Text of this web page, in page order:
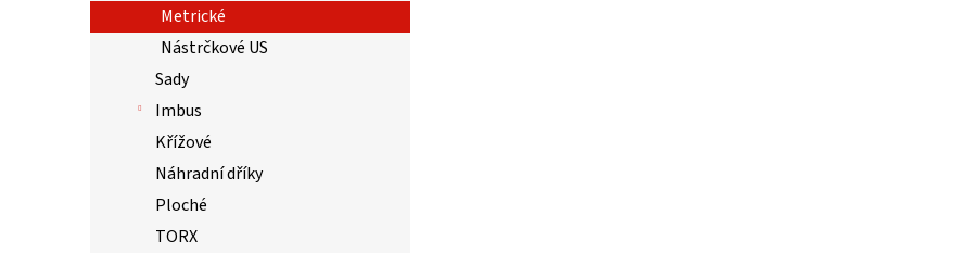
Metrické
Nástrčkové US
Sady
Imbus
Křížové
Náhradní dříky
Ploché
TORX